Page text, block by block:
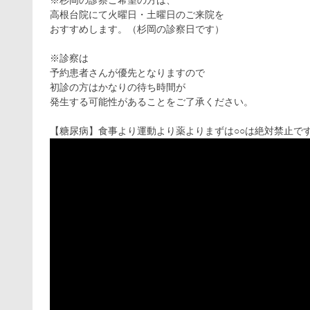
高根台院にて火曜日・土曜日のご来院を
おすすめします。（杉岡の診察日です）
※診察は
予約患者さんが優先となりますので
初診の方はかなりの待ち時間が
発生する可能性があることをご了承ください。
【糖尿病】食事より運動より薬よりまずは○○は絶対禁止で